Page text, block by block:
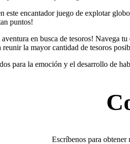
este encantador juego de explotar
puntos!
aventura en busca de tesoros! Navega
la mayor cantidad de tesoros
para la emoción y el desarrollo de
Escríbenos para